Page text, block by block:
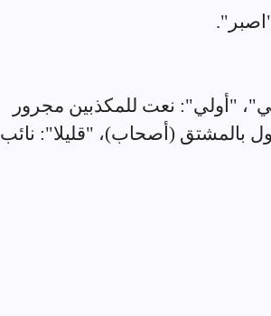
"أولي": نعت للمكذبين مجرور
بالمشتق (أصحاب)، "قليلا": نائب